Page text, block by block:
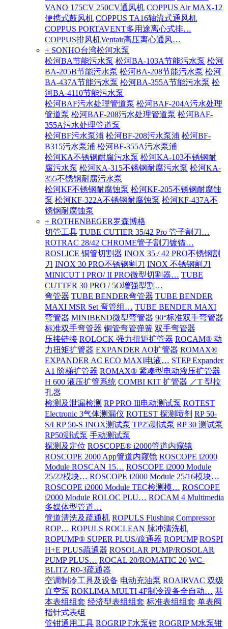
VANO 175CV 250CV通风机 COPPUS Air MAX-12
便携式鼓风机 COPPUS TA16轴流式通风机
COPPUS PORTAVENT多用途离心式排…
COPPUS排风机Ventair高压离心通风…
+ SONHO台湾松河水泵
松河BA节能污水泵 松河BA-103A节能污水泵 松河
BA-205B节能污水泵 松河BA-208节能污水泵 松河
BA-437A节能污水泵 松河BA-355A节能污水泵 松
河BA-4110节能污水泵
松河BAF污水处理管道泵 松河BAF-204A污水处理
管道泵 松河BAF-208污水处理管道泵 松河BAF-
355A污水处理管道泵
松河BF污水泵浦 松河BF-208污水泵浦 松河BF-
B315污水泵浦 松河BF-355A污水泵浦
松河KA不锈钢耐腐污水泵 松河KA-103不锈钢耐
腐污水泵 松河KA-315不锈钢耐腐污水泵 松河KA-
355不锈钢耐腐污水泵
松河KF不锈钢耐腐蚀泵 松河KF-205不锈钢耐腐蚀
泵 松河KF-322A不锈钢耐腐蚀泵 松河KF-437A不
锈钢耐腐蚀泵
+ ROTHENBEGER罗森博格
切管工具 TUBE CUTIER 35/42 Pro 管子割刀…
ROTRAC 28/42 CHROME管子割刀镀锚…
ROSLICE 铜管切割器 INOX 35 / 42 PRO不锈钢割
刀 INOX 30 PRO不锈钢割刀 INOX 不锈钢割刀
MINICUT I PRO/ II PRO微型切割器… TUBE
CUTTER 30 PRO / 5O增强型割…
弯管器 TUBE BENDER弯管器 TUBE BENDER
MAXI MSR Set 弯管组… TUBE BENDER MAXI
弯管器 MINIBEND微型弯管器 90°标准双手弯管器
标准双手弯管器 铜管弯管弹簧 双手弯管器
压接链接 ROLOCK 强力扭矩扩管器 ROCAM® 动
力扭矩扩管器 EXPANDER AO扩管器 ROMAX®
EXPANDER AC ECO MAXI电液… STEP Expander
A1 阶梯扩管器 ROMAX® 紧凑型电动液压扩管器
H 600 液压扩管系统 COMBI KIT 扩管器 ／T 型拉
孔器
检测及泄漏检测 RP PRO Ill电动测试泵 ROTEST
Electronic 3气体测漏仪 ROTEST 探测喷剂 RP 50-
S/I RP 50-S INOX测试泵 TP25测试泵 RP 30 测试泵
RP50测试泵 手动测试泵
探测及定位 ROSCOPE® i2000管道内窥镜
ROSCOPE 2000 App管道内窥镜 ROSCOPE i2000
Module ROSCAN 15… ROSCOPE i2000 Module
25/22模块… ROSCOPE i2000 Module 25/16模块…
ROSCOPE i2000 Module TEC检测模… ROSCOPE
i2000 Module ROLOC PLU… ROCAM 4 Multimedia
多媒体型管道…
管道清洗及疏通机 ROPULS Flushing Compressor
ROP… ROPULS ROCLEAN 脉冲清洗机
ROPUMP® SUPER PLUS/疏通器 ROPUMP ROSPI
H+E PLUS疏通器 ROSOLAR PUMP/ROSOLAR
PUMP PLUS… ROCAL 20/ROMATIC 20 WC-
BLITZ R0-3疏通器
空调制冷工具及设备 电动充油泵 ROAIRVAC 双级
真空泵 ROKLIMA MULTI 4F制冷设备全自动… 基
本表组组套 经济型表组组套 标准表组组套 单表阀
指针式表组
管钳通用工具 ROGRIP F水泵钳 ROGRIP M水泵钳